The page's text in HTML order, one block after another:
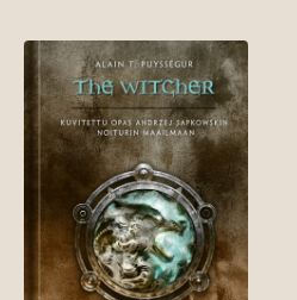
e
n